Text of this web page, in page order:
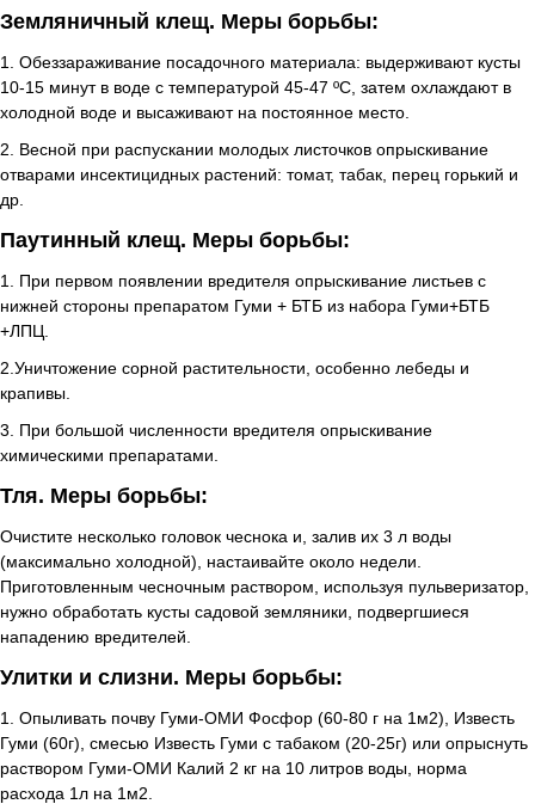
Земляничный клещ. Меры борьбы:
1. Обеззараживание посадочного материала: выдерживают кусты
10-15 минут в воде с температурой 45-47 ºС, затем охлаждают в
холодной воде и высаживают на постоянное место.
2. Весной при распускании молодых листочков опрыскивание
отварами инсектицидных растений: томат, табак, перец горький и
др.
Паутинный клещ. Меры борьбы:
1. При первом появлении вредителя опрыскивание листьев с
нижней стороны препаратом Гуми + БТБ из набора Гуми+БТБ
+ЛПЦ.
2.Уничтожение сорной растительности, особенно лебеды и
крапивы.
3. При большой численности вредителя опрыскивание
химическими препаратами.
Тля. Меры борьбы:
Очистите несколько головок чеснока и, залив их 3 л воды
(максимально холодной), настаивайте около недели.
Приготовленным чесночным раствором, используя пульверизатор,
нужно обработать кусты садовой земляники, подвергшиеся
нападению вредителей.
Улитки и слизни. Меры борьбы:
1. Опыливать почву Гуми-ОМИ Фосфор (60-80 г на 1м2), Известь
Гуми (60г), смесью Известь Гуми с табаком (20-25г) или опрыснуть
раствором Гуми-ОМИ Калий 2 кг на 10 литров воды, норма
расхода 1л на 1м2.